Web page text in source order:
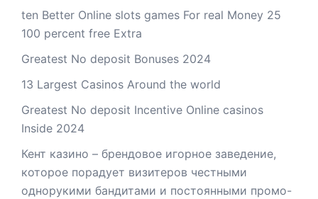
ten Better Online slots games For real Money 25
100 percent free Extra
Greatest No deposit Bonuses 2024
13 Largest Casinos Around the world
Greatest No deposit Incentive Online casinos
Inside 2024
Кент казино – брендовое игорное заведение,
которое порадует визитеров честными
однорукими бандитами и постоянными промо-